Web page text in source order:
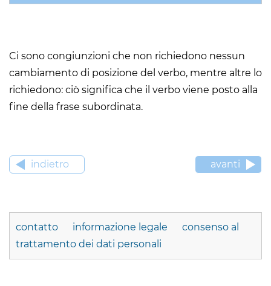
Ci sono congiunzioni che non richiedono nessun
cambiamento di posizione del verbo, mentre altre lo
richiedono: ciò significa che il verbo viene posto alla
fine della frase subordinata.
indietro avanti
contatto informazione legale
consenso al
trattamento dei dati personali